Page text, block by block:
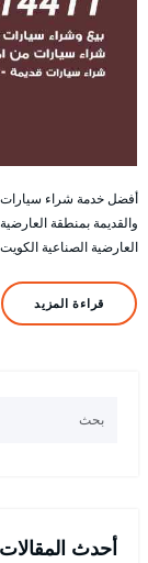
أفضل خدمة شراء سيارات
والقديمة بمنطقة
العارضية الصناعية
قراءة المزيد
أحدث المقالات